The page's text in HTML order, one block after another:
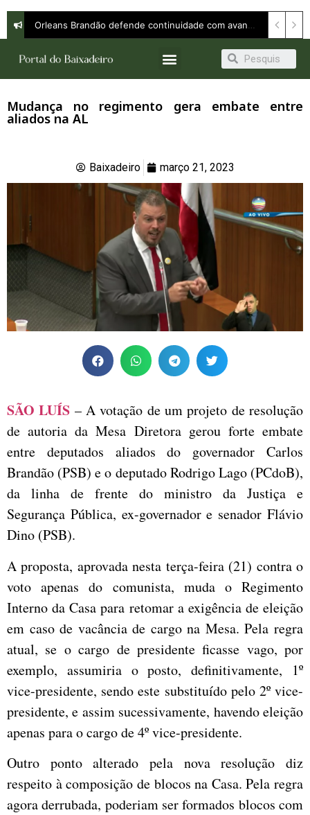
Mudança no regimento gera embate entre
aliados na AL
Baixadeiro março 21, 2023
SÃO LUÍS – A votação de um projeto de resolução
de autoria da Mesa Diretora gerou forte embate
entre deputados aliados do governador Carlos
Brandão (PSB) e o deputado Rodrigo Lago (PCdoB),
da linha de frente do ministro da Justiça e
Segurança Pública, ex-governador e senador Flávio
Dino (PSB).
A proposta, aprovada nesta terça-feira (21) contra o
voto apenas do comunista, muda o Regimento
Interno da Casa para retomar a exigência de eleição
em caso de vacância de cargo na Mesa. Pela regra
atual, se o cargo de presidente ficasse vago, por
exemplo, assumiria o posto, definitivamente, 1º
vice-presidente, sendo este substituído pelo 2º vice-
presidente, e assim sucessivamente, havendo eleição
apenas para o cargo de 4º vice-presidente.
Outro ponto alterado pela nova resolução diz
respeito à composição de blocos na Casa. Pela regra
agora derrubada, poderiam ser formados blocos com